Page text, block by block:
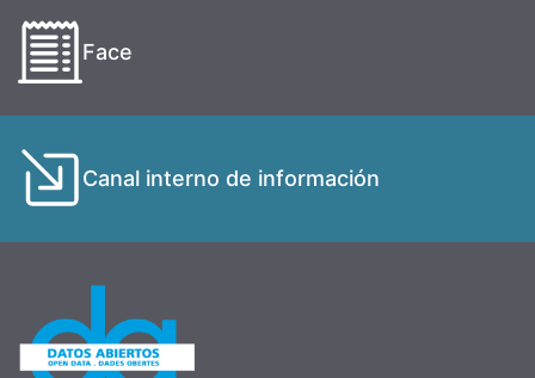
Face
Canal interno de información